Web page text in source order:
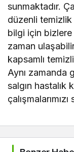
sunmaktadır.
düzenli
bilgi için
zaman
kapsamlı
Aynı zamanda
salgın hastalık